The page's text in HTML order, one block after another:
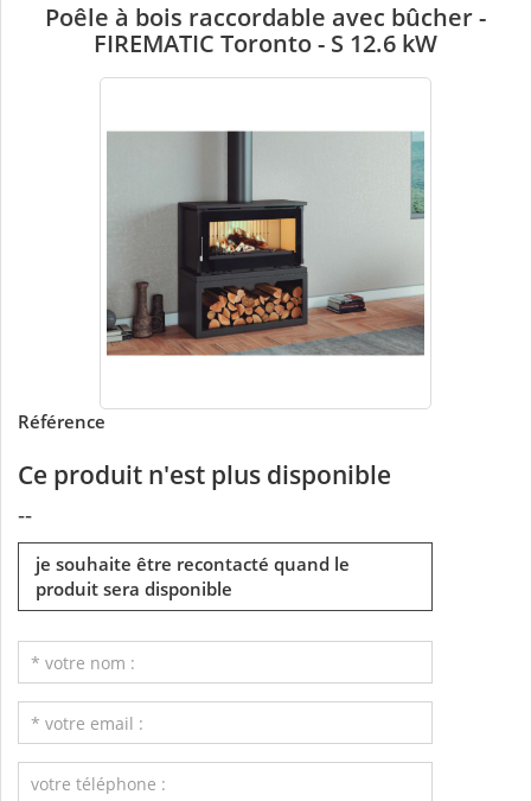
Poêle à bois raccordable avec bûcher -
FIREMATIC Toronto - S 12.6 kW
Référence
Ce produit n'est plus disponible
--
je souhaite être recontacté quand le
produit sera disponible